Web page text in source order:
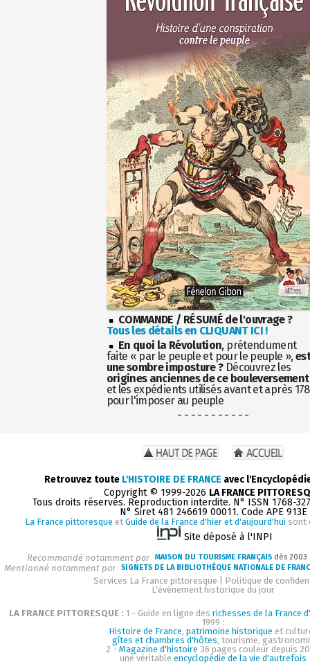
COMMANDE / RÉSUMÉ de l'ouvrage ?
Tous les détails en CLIQUANT ICI !
En quoi la Révolution, prétendument
faite « par le peuple et pour le peuple »,
une sombre imposture ?Découvrez les
origines anciennes de ce bouleversement
et les expédients utilisés avant et après
pour l'imposer au peuple
- - - - - - - - - - -
Retrouvez toute L'HISTOIRE DE FRANCE avec
Copyright © 1999-2026 LA FRANCE
Tous droits réservés. Reproduction interdite. N° ISSN 1768-
N° Siret 481 246619 00011. Code APE 913E
La France pittoresque et Guide de la France d'hier et d'aujourd'hui sont
Site déposé à l'INPI
Recommandé notamment par MAISON DU TOURISME FRANÇAIS dès
Mentionné notamment par SIGNETS DE LA BIBLIOTHÈQUE NATIONALE DE
Services La France pittoresque
Politique de
L'événement historique du jour
LA FRANCE PITTORESQUE : 1 - Guide en ligne des richesses de la France
1999 :
Histoire de France, patrimoine historique et
gîtes et chambres d'hôtes, tourisme,
2 - Magazine d'histoire 36 pages couleur depuis
une véritable encyclopédie de la vie d'autrefois